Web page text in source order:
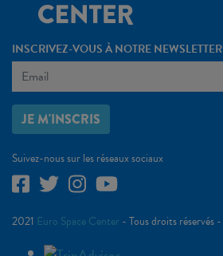
INSCRIVEZ-VOUS À NOTRE NEWSLETTER
JE M'INSCRIS
Suivez-nous sur les réseaux sociaux
2021 Euro Space Center - Tous droits réservés -